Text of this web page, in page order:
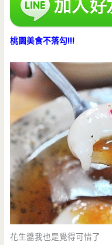
桃園美食不落勾!!!
花生醬我也是覺得可惜了